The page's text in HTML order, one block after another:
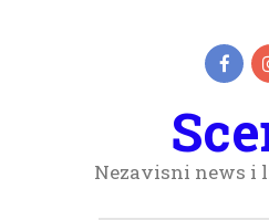
Nezavisni news i